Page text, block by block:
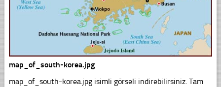
map_of_south-korea.jpg
map_of_south-korea.jpg isimli görseli indirebilirsiniz. Tam